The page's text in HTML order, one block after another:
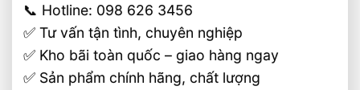
📞 Hotline: 098 626 3456
✅ Tư vấn tận tình, chuyên nghiệp
✅ Kho bãi toàn quốc – giao hàng ngay
✅ Sản phẩm chính hãng, chất lượng